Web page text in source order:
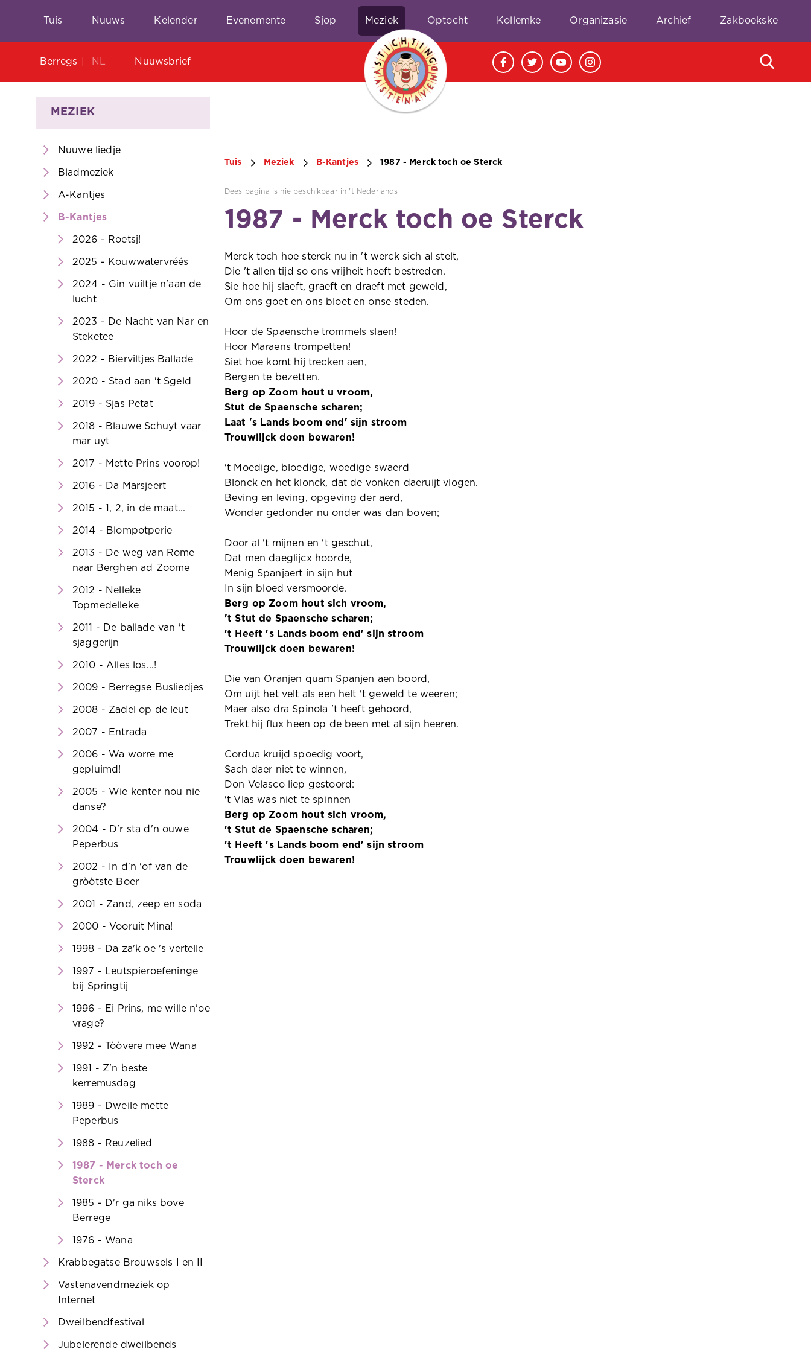
Tuis Nuuws Kelender Evenemente Sjop Meziek Optocht Kollemke Organizasie Archief Zakboekske
Berregs NL Nuuwsbrief
MEZIEK
Nuuwe liedje
Bladmeziek
A-Kantjes
B-Kantjes
2026 - Roetsj!
2025 - Kouwwatervréés
2024 - Gin vuiltje n'aan de
lucht
2023 - De Nacht van Nar en
Steketee
2022 - Bierviltjes Ballade
2020 - Stad aan 't Sgeld
2019 - Sjas Petat
2018 - Blauwe Schuyt vaar
mar uyt
2017 - Mette Prins voorop!
2016 - Da Marsjeert
2015 - 1, 2, in de maat...
2014 - Blompotperie
2013 - De weg van Rome
naar Berghen ad Zoome
2012 - Nelleke
Topmedelleke
2011 - De ballade van 't
sjaggerijn
2010 - Alles los...!
2009 - Berregse Busliedjes
2008 - Zadel op de leut
2007 - Entrada
2006 - Wa worre me
gepluimd!
2005 - Wie kenter nou nie
danse?
2004 - D'r sta d'n ouwe
Peperbus
2002 - In d'n 'of van de
gròòtste Boer
2001 - Zand, zeep en soda
2000 - Vooruit Mina!
1998 - Da za'k oe 's vertelle
1997 - Leutspieroefeninge
bij Springtij
1996 - Ei Prins, me wille n'oe
vrage?
1992 - Tòòvere mee Wana
1991 - Z'n beste
kerremusdag
1989 - Dweile mette
Peperbus
1988 - Reuzelied
1987 - Merck toch oe
Sterck
1985 - D'r ga niks bove
Berrege
1976 - Wana
Krabbegatse Brouwsels I en II
Vastenavendmeziek op
Internet
Dweilbendfestival
Jubelerende dweilbends
Tuis Meziek B-Kantjes 1987 - Merck toch oe Sterck
Dees pagina is nie beschikbaar in 't Nederlands
1987 - Merck toch oe Sterck
Merck toch hoe sterck nu in 't werck sich al stelt,
Die 't allen tijd so ons vrijheit heeft bestreden.
Sie hoe hij slaeft, graeft en draeft met geweld,
Om ons goet en ons bloet en onse steden.
Hoor de Spaensche trommels slaen!
Hoor Maraens trompetten!
Siet hoe komt hij trecken aen,
Bergen te bezetten.
Berg op Zoom hout u vroom,
Stut de Spaensche scharen;
Laat 's Lands boom end' sijn stroom
Trouwlijck doen bewaren!
't Moedige, bloedige, woedige swaerd
Blonck en het klonck, dat de vonken daeruijt vlogen.
Beving en leving, opgeving der aerd,
Wonder gedonder nu onder was dan boven;
Door al 't mijnen en 't geschut,
Dat men daeglijcx hoorde,
Menig Spanjaert in sijn hut
In sijn bloed versmoorde.
Berg op Zoom hout sich vroom,
't Stut de Spaensche scharen;
't Heeft 's Lands boom end' sijn stroom
Trouwlijck doen bewaren!
Die van Oranjen quam Spanjen aen boord,
Om uijt het velt als een helt 't geweld te weeren;
Maer also dra Spinola 't heeft gehoord,
Trekt hij flux heen op de been met al sijn heeren.
Cordua kruijd spoedig voort,
Sach daer niet te winnen,
Don Velasco liep gestoord:
't Vlas was niet te spinnen
Berg op Zoom hout sich vroom,
't Stut de Spaensche scharen;
't Heeft 's Lands boom end' sijn stroom
Trouwlijck doen bewaren!